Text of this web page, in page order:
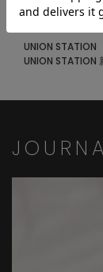
2023.09.22
UNION STATION
UNION STATION